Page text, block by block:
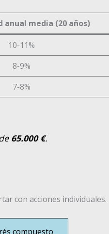
anual media (20 años)
10-11%
8-9%
7-8%
65.000 €.
con acciones individuales.
compuesto